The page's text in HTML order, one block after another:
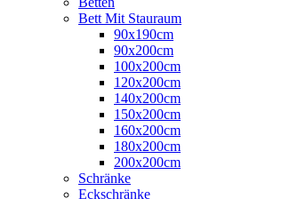
Bett Mit Stauraum
90x190cm
90x200cm
100x200cm
120x200cm
140x200cm
150x200cm
160x200cm
180x200cm
200x200cm
Schränke
Eckschränke